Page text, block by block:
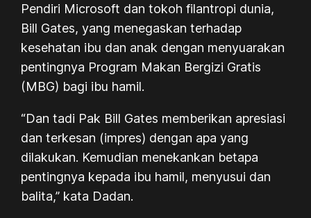
Pendiri Microsoft dan tokoh filantropi dunia,
Bill Gates, yang menegaskan terhadap
kesehatan ibu dan anak dengan menyuarakan
pentingnya Program Makan Bergizi Gratis
(MBG) bagi ibu hamil.
“Dan tadi Pak Bill Gates memberikan apresiasi
dan terkesan (impres) dengan apa yang
dilakukan. Kemudian menekankan betapa
pentingnya kepada ibu hamil, menyusui dan
balita,” kata Dadan.